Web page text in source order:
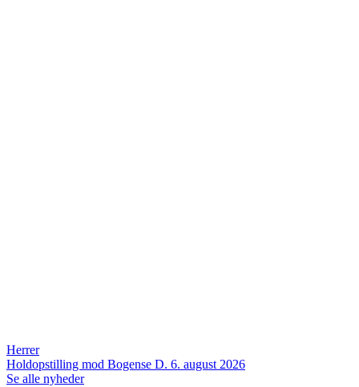
Herrer
Holdopstilling mod Bogense D. 6. august 2026
Se alle nyheder